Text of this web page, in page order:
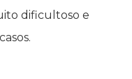
dificultoso e